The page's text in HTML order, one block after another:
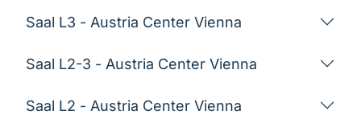
Saal L3 - Austria Center Vienna
Saal L2-3 - Austria Center Vienna
Saal L2 - Austria Center Vienna